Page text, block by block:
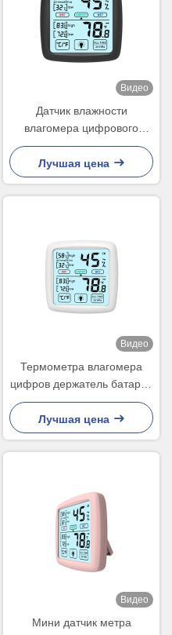
Видео
Датчик влажности
влагомера цифрового
термометра закрытого
номера для инкубатора
24h
Лучшая цена
Видео
Термометра влагомера
цифров держатель батареи
беспроводного крытого на
открытом воздухе ручной
Лучшая цена
Видео
Мини датчик метра